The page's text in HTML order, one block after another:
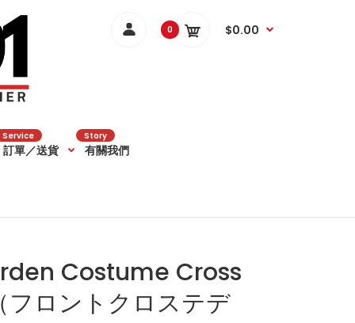
0 $0.00
訂單／送貨
Service
有關我們
Story
Costume Cross
ロントクロステデ